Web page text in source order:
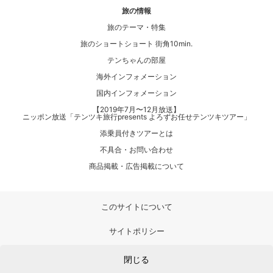
閉じる
旅の情報
旅のテーマ・特集
旅のショートショート 街角10min.
テンちゃんの部屋
海外インフォメーション
国内インフォメーション
【2019年7月〜12月放送】
ニッポン放送「テンツキ旅行presents よろずお任せテンツキツアー」
添乗員付きツアーとは
不具合・お問い合わせ
商品掲載・広告掲載について
このサイトについて
サイトポリシー
プライバシーポリシー